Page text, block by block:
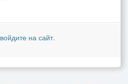
войдите на сайт.